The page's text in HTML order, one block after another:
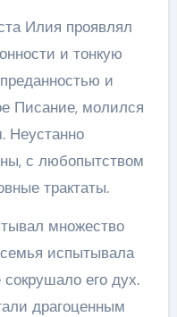
Илия проявлял
и тонкую
и
Писание, молился
Неустанно
с любопытством
трактаты.
множество
испытывала
его дух.
драгоценным